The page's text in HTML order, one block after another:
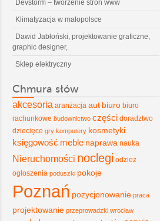
Devstorm – tworzenie stron www
Klimatyzacja w małopolsce
Dawid Jabłoński, projektowanie graficzne,
graphic designer,
Sklep elektryczny
Chmura słów
akcesoria aranżacja aut biuro biuro
rachunkowe budownictwo części doradztwo
dziecięce gry komputery kosmetyki
księgowość meble naprawa nauka
Nieruchomości noclegi odzież
ogłoszenia poduszki pokoje
Poznań pozycjonowanie praca
projektowanie przeprowadzki wrocław